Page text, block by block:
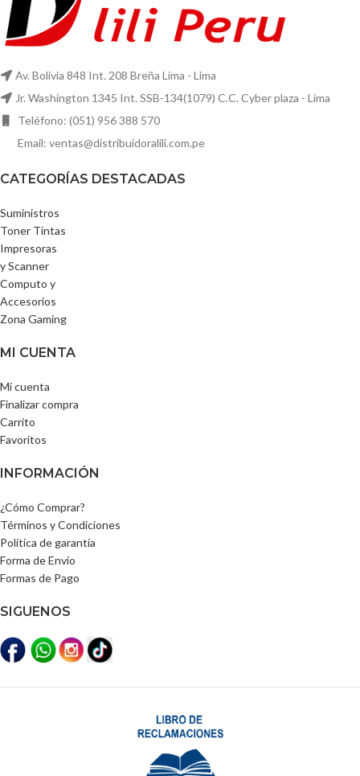
Av. Bolivia 848 Int. 208 Breña Lima - Lima
Jr. Washington 1345 Int. SSB-134(1079) C.C. Cyber plaza - Lima
Teléfono: (051) 956 388 570
Email: ventas@distribuidoralili.com.pe
CATEGORÍAS DESTACADAS
Suministros
Toner Tintas
Impresoras
y Scanner
Computo y
Accesorios
Zona Gaming
MI CUENTA
Mi cuenta
Finalizar compra
Carrito
Favoritos
INFORMACIÓN
¿Cómo Comprar?
Términos y Condiciones
Política de garantía
Forma de Envío
Formas de Pago
SIGUENOS